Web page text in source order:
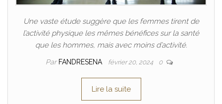
Une vaste étude suggère que les femmes tirent de
l’activité physique les mêmes bénéfices sur la santé
que les hommes, mais avec moins d’activité.
Par FANDRESENA février 20, 2024 0
Lire la suite